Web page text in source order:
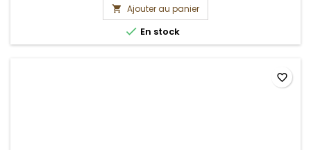
 Ajouter au panier
 En stock
favorite_border